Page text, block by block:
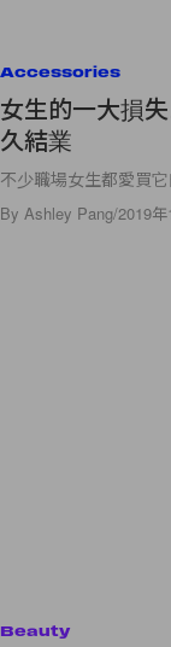
Accessories
女生的一大損
久結業
不少職場女生都愛買
By Ashley Pang/2019
Beauty